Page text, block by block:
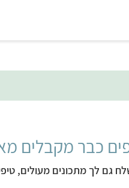
כבר מקבלים
גם לך מתכונים מעולים,